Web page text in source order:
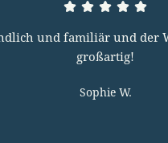
und familiär und der
großartig!
Sophie W.